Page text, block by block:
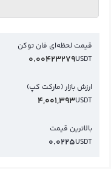
قیمت لحظه‌ای فان توکن
USDT
0.00423279
ارزش بازار (مارکت کپ)
USDT
4,001,393
بالاترین قیمت
USDT
0.0225